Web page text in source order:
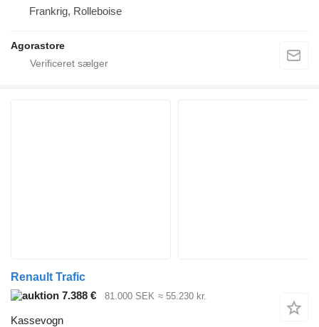
Frankrig, Rolleboise
Agorastore
Renault Trafic
7.388 €
81.000 SEK ≈ 55.230 kr.
Kassevogn